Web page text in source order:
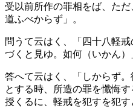
受以前所作の罪相をば、た
道ふべからず」。
問うて云はく、「四十八軽
づくと見ゆ。如何（いかん）
答へて云はく、「しからず
とする時、所造の罪を懺悔
授くるに、軽戒を犯すを犯